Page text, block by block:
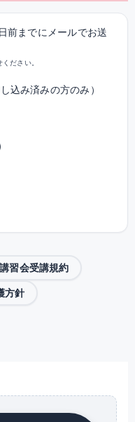
前までにメールでお送
ださい。
込み済みの方のみ）
講習会受講規約
方針